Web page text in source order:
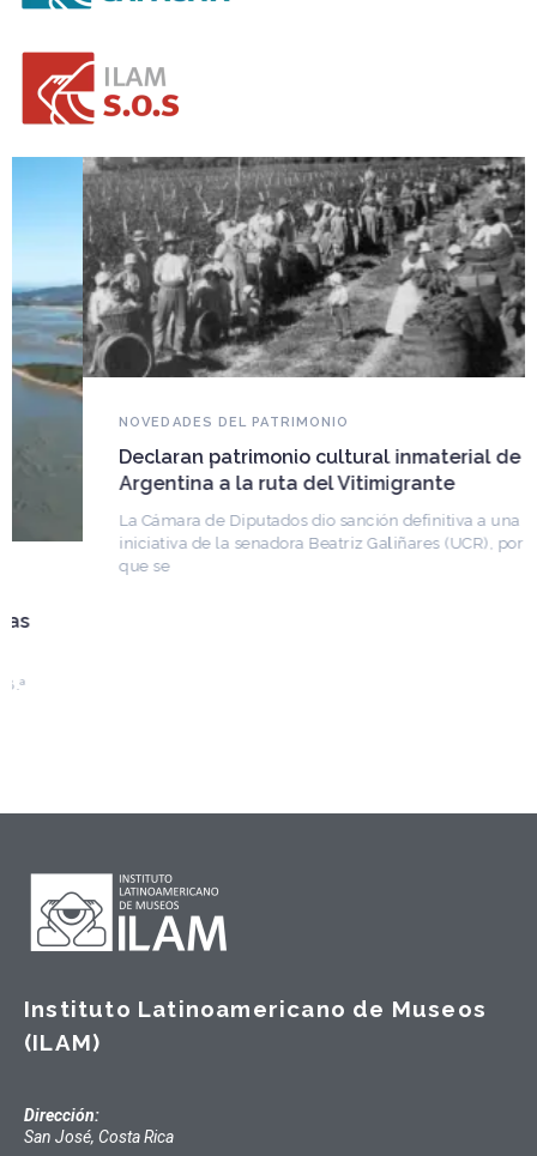
NOVEDADES DEL PATRIMONIO
Declaran patrimonio cultural inmaterial de
Argentina a la ruta del Vitimigrante
La Cámara de Diputados dio sanción definitiva a una
iniciativa de la senadora Beatriz Galiñares (UCR), por la
Instituto Latinoamericano de Museos
(ILAM)
Dirección:
San José, Costa Rica